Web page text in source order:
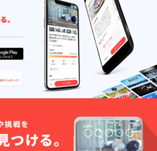
んなの熱意
とした雰囲
けできる
がんばりた
す！！